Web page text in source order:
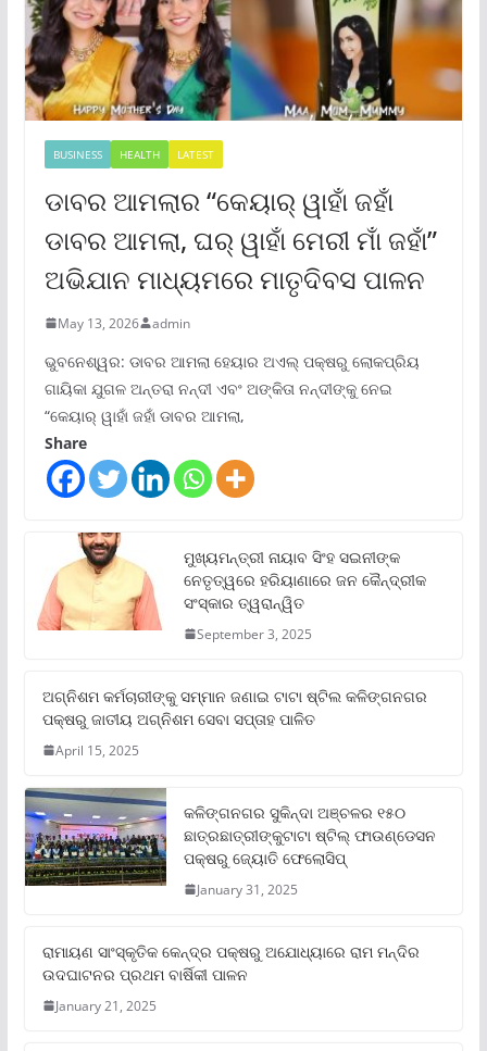
BUSINESS HEALTH LATEST
ଡାବର ଆମଲାର “କେୟାର୍ ୱାହାଁ ଜହାଁ
ଡାବର ଆମଲା, ଘର୍ ୱାହାଁ ମେରୀ ମାଁ ଜହାଁ”
ଅଭିଯାନ ମାଧ୍ୟମରେ ମାତୃଦିବସ ପାଳନ
May 13, 2026 admin
ଭୁବନେଶ୍ୱର: ଡାବର ଆମଲା ହେୟାର ଅଏଲ୍ ପକ୍ଷରୁ ଲୋକପ୍ରିୟ
ଗାୟିକା ଯୁଗଳ ଅନ୍ତରା ନନ୍ଦୀ ଏବଂ ଅଙ୍କିତା ନନ୍ଦୀଙ୍କୁ ନେଇ
“କେୟାର୍ ୱାହାଁ ଜହାଁ ଡାବର ଆମଲା,
Share
ମୁଖ୍ୟମନ୍ତ୍ରୀ ନାୟାବ ସିଂହ ସଇନୀଙ୍କ
ନେତୃତ୍ୱରେ ହରିୟାଣାରେ ଜନ କୈନ୍ଦ୍ରୀକ
ସଂସ୍କାର ତ୍ୱରାନ୍ୱିତ
September 3, 2025
ଅଗ୍ନିଶମ କର୍ମଚାରୀଙ୍କୁ ସମ୍ମାନ ଜଣାଇ ଟାଟା ଷ୍ଟିଲ କଳିଙ୍ଗନଗର
ପକ୍ଷରୁ ଜାତୀୟ ଅଗ୍ନିଶମ ସେବା ସପ୍ତାହ ପାଳିତ
April 15, 2025
କଳିଙ୍ଗନଗର ସୁକିନ୍ଦା ଅଞ୍ଚଳର ୧୫୦
ଛାତ୍ରଛାତ୍ରୀଙ୍କୁଟାଟା ଷ୍ଟିଲ୍ ଫାଉଣ୍ଡେସନ
ପକ୍ଷରୁ ଜ୍ୟୋତି ଫେଲୋସିପ୍‌
January 31, 2025
ରାମାୟଣ ସାଂସ୍କୃତିକ କେନ୍ଦ୍ର ପକ୍ଷରୁ ଅଯୋଧ୍ୟାରେ ରାମ ମନ୍ଦିର
ଉଦଘାଟନର ପ୍ରଥମ ବାର୍ଷିକୀ ପାଳନ
January 21, 2025